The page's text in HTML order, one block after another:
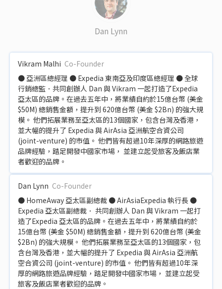
Dan Lynn
Vikram Malhi Co-Founder
● 亞洲區總經理 ● Expedia 東南亞及印度區總經理 ● 全球
行銷總監．共同創辦人 Dan 與 Vikram 一起打造了Expedia
亞太區的品牌。在過去五年中，將業績自約於15億台幣 (美金
$50M) 總銷售金額，提升到 620億台幣 (美金 $2Bn) 的強大規
模。 他們拓展業務至亞太區的13個國家，包含台灣及香港，
並大幅的提升了 Expedia 與 AirAsia 亞洲航空合資公司
(joint-venture) 的市值。 他們皆有超過10年深厚的網路旅遊
品牌經驗，踏足開發中國家市場， 並建立起受旅客及飯店業
者歡迎的品牌。
Dan Lynn Co-Founder
● HomeAway 亞太區副總裁 ● AirAsiaExpedia 執行長 ●
Expedia 亞太區副總裁． 共同創辦人 Dan 與 Vikram 一起打
造了Expedia 亞太區的品牌。在過去五年中，將業績自約於
15億台幣 (美金 $50M) 總銷售金額，提升到 620億台幣 (美金
$2Bn) 的強大規模。 他們拓展業務至亞太區的13個國家，包
含台灣及香港，並大幅的提升了 Expedia 與 AirAsia 亞洲航
空合資公司 (joint-venture) 的市值。 他們皆有超過10年深
厚的網路旅遊品牌經驗，踏足開發中國家市場， 並建立起受
旅客及飯店業者歡迎的品牌。